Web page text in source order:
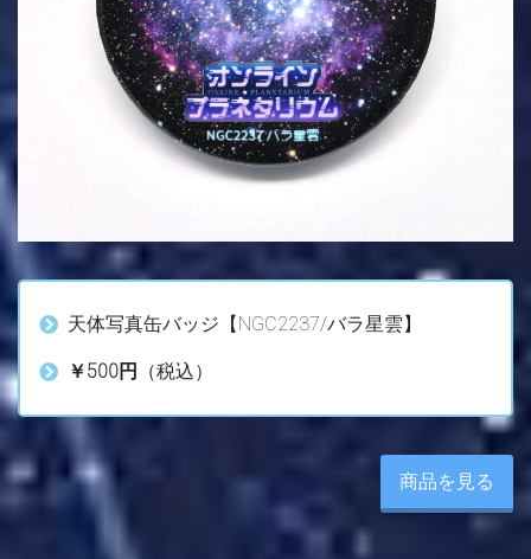
天体写真缶バッジ【NGC2237/バラ星雲】
￥500円 （税込）
商品を見る